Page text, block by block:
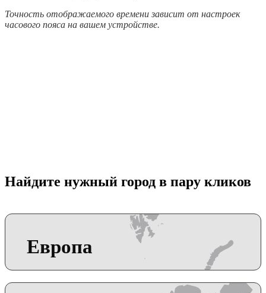
Точность отображаемого времени зависит от настроек
часового пояса на вашем устройстве.
Найдите нужный город в пару кликов
Европа